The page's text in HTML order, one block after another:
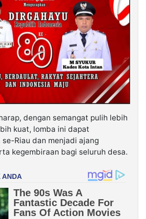
dengan semangat pulih lebih
kuat, lomba ini dapat
se-Riau dan menjadi ajang
kegembiraan bagi seluruh desa.